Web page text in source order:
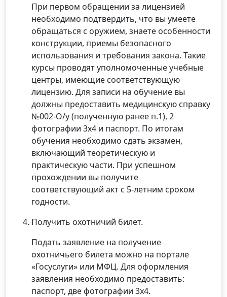
При первом обращении за лицензией
необходимо подтвердить, что вы умеете
обращаться с оружием, знаете особенности
конструкции, приемы безопасного
использования и требования закона. Такие
курсы проводят уполномоченные учебные
центры, имеющие соответствующую
лицензию. Для записи на обучение вы
должны предоставить медицинскую справку
№002-О/у (полученную ранее п.1), 2
фотографии 3х4 и паспорт. По итогам
обучения необходимо сдать экзамен,
включающий теоретическую и
практическую части. При успешном
прохождении вы получите
соответствующий акт с 5-летним сроком
годности.
Получить охотничий билет.
Подать заявление на получение
охотничьего билета можно на портале
«Госуслуги» или МФЦ. Для оформления
заявления необходимо предоставить:
паспорт, две фотографии 3х4.